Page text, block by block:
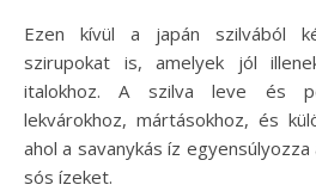
Ezen kívül a japán szilvából
szirupokat is, amelyek jól
italokhoz. A szilva leve és
lekvárokhoz, mártásokhoz, és
ahol a savanykás íz
sós ízeket.